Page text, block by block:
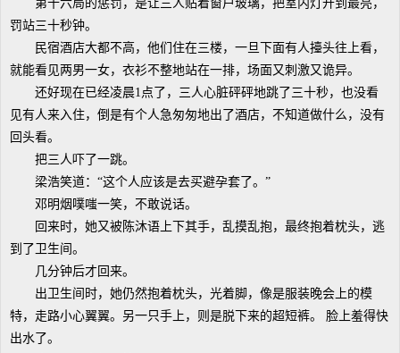
第十六局的惩罚，是让三人贴着窗户玻璃，把室内灯开到最亮，
罚站三十秒钟。
民宿酒店大都不高，他们住在三楼，一旦下面有人擡头往上看，
就能看见两男一女，衣衫不整地站在一排，场面又刺激又诡异。
还好现在已经凌晨1点了，三人心脏砰砰地跳了三十秒，也没看
见有人来入住，倒是有个人急匆匆地出了酒店，不知道做什么，没有
回头看。
把三人吓了一跳。
梁浩笑道：“这个人应该是去买避孕套了。”
邓明烟噗嗤一笑，不敢说话。
回来时，她又被陈沐语上下其手，乱摸乱抱，最终抱着枕头，逃
到了卫生间。
几分钟后才回来。
出卫生间时，她仍然抱着枕头，光着脚，像是服装晚会上的模
特，走路小心翼翼。另一只手上，则是脱下来的超短裤。 脸上羞得快
出水了。